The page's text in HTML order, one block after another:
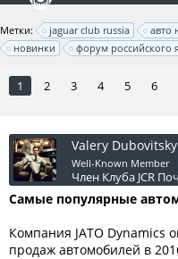
Метки: jaguar club russia авто
новинки
форум российского
1 2 3 4 5 6
Valery Dubovitsky
Well-Known Member
Член Клуба JCR
Самые популярные
Компания JATO Dynamics
продаж автомобилей в